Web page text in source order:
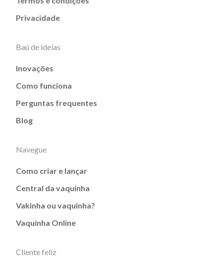
Privacidade
Baú de ideias
Inovações
Como funciona
Perguntas frequentes
Blog
Navegue
Como criar e lançar
Central da vaquinha
Vakinha ou vaquinha?
Vaquinha Online
Cliente feliz